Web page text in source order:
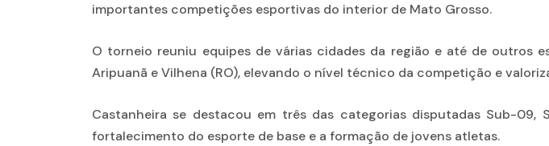
importantes competições esportivas do interior de Mato Grosso.
O torneio reuniu equipes de várias cidades da região e até de outros
Aripuanã e Vilhena (RO), elevando o nível técnico da competição e
Castanheira se destacou em três das categorias disputadas Sub-
fortalecimento do esporte de base e a formação de jovens atletas.